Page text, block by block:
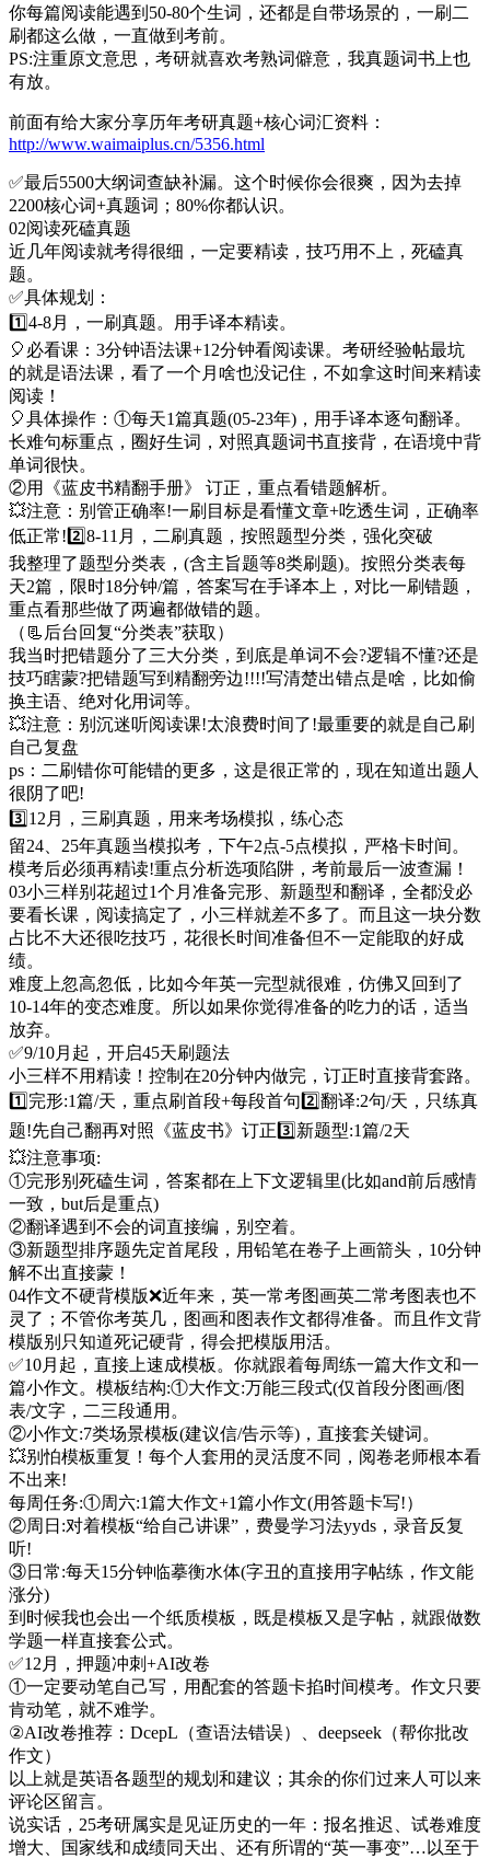
你每篇阅读能遇到50-80个生词，还都是自带场景的，一刷二
刷都这么做，一直做到考前。
PS:注重原文意思，考研就喜欢考熟词僻意，我真题词书上也
有放。
前面有给大家分享历年考研真题+核心词汇资料：
http://www.waimaiplus.cn/5356.html
✅️最后5500大纲词查缺补漏。这个时候你会很爽，因为去掉
2200核心词+真题词；80%你都认识。
02阅读死磕真题
近几年阅读就考得很细，一定要精读，技巧用不上，死磕真
题。
✅具体规划：
1️⃣4-8月，一刷真题。用手译本精读。
🎈必看课：3分钟语法课+12分钟看阅读课。考研经验帖最坑
的就是语法课，看了一个月啥也没记住，不如拿这时间来精读
阅读！
🎈具体操作：①每天1篇真题(05-23年)，用手译本逐句翻译。
长难句标重点，圈好生词，对照真题词书直接背，在语境中背
单词很快。
②用《蓝皮书精翻手册》 订正，重点看错题解析。
💥注意：别管正确率!一刷目标是看懂文章+吃透生词，正确率
低正常!2️⃣8-11月，二刷真题，按照题型分类，强化突破
我整理了题型分类表，(含主旨题等8类刷题)。按照分类表每
天2篇，限时18分钟/篇，答案写在手译本上，对比一刷错题，
重点看那些做了两遍都做错的题。
（📃后台回复“分类表”获取）
我当时把错题分了三大分类，到底是单词不会?逻辑不懂?还是
技巧瞎蒙?把错题写到精翻旁边!!!!写清楚出错点是啥，比如偷
换主语、绝对化用词等。
💥注意：别沉迷听阅读课!太浪费时间了!最重要的就是自己刷
自己复盘
ps：二刷错你可能错的更多，这是很正常的，现在知道出题人
很阴了吧!
3️⃣12月，三刷真题，用来考场模拟，练心态
留24、25年真题当模拟考，下午2点-5点模拟，严格卡时间。
模考后必须再精读!重点分析选项陷阱，考前最后一波查漏！
03小三样别花超过1个月准备完形、新题型和翻译，全都没必
要看长课，阅读搞定了，小三样就差不多了。而且这一块分数
占比不大还很吃技巧，花很长时间准备但不一定能取的好成
绩。
难度上忽高忽低，比如今年英一完型就很难，仿佛又回到了
10-14年的变态难度。所以如果你觉得准备的吃力的话，适当
放弃。
✅9/10月起，开启45天刷题法
小三样不用精读！控制在20分钟内做完，订正时直接背套路。
1️⃣完形:1篇/天，重点刷首段+每段首句2️⃣翻译:2句/天，只练真
题!先自己翻再对照《蓝皮书》订正3️⃣新题型:1篇/2天
💥注意事项:
①完形别死磕生词，答案都在上下文逻辑里(比如and前后感情
一致，but后是重点)
②翻译遇到不会的词直接编，别空着。
③新题型排序题先定首尾段，用铅笔在卷子上画箭头，10分钟
解不出直接蒙！
04作文不硬背模版❌️近年来，英一常考图画英二常考图表也不
灵了；不管你考英几，图画和图表作文都得准备。而且作文背
模版别只知道死记硬背，得会把模版用活。
✅10月起，直接上速成模板。你就跟着每周练一篇大作文和一
篇小作文。模板结构:①大作文:万能三段式(仅首段分图画/图
表/文字，二三段通用。
②小作文:7类场景模板(建议信/告示等)，直接套关键词。
💥别怕模板重复！每个人套用的灵活度不同，阅卷老师根本看
不出来!
每周任务:①周六:1篇大作文+1篇小作文(用答题卡写!）
②周日:对着模板“给自己讲课”，费曼学习法yyds，录音反复
听!
③日常:每天15分钟临摹衡水体(字丑的直接用字帖练，作文能
涨分)
到时候我也会出一个纸质模板，既是模板又是字帖，就跟做数
学题一样直接套公式。
✅12月，押题冲刺+AI改卷
①一定要动笔自己写，用配套的答题卡掐时间模考。作文只要
肯动笔，就不难学。
②AI改卷推荐：DcepL（查语法错误）、deepseek（帮你批改
作文）
以上就是英语各题型的规划和建议；其余的你们过来人可以来
评论区留言。
说实话，25考研属实是见证历史的一年：报名推迟、试卷难度
增大、国家线和成绩同天出、还有所谓的“英一事变”…以至于